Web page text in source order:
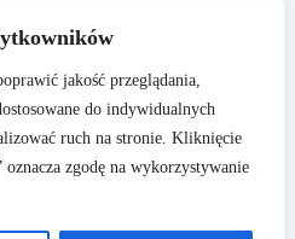
jakość przeglądania,
do indywidualnych
ruch na stronie. Kliknięcie
zgodę na wykorzystywanie
odkrywaniu nowych
i aktualnych
O nas